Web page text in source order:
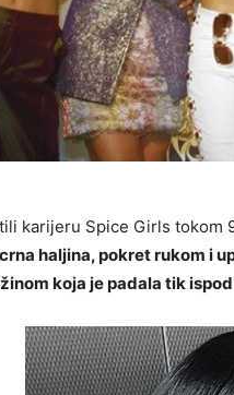
karijeru Spice Girls tokom
haljina, pokret rukom i
koja je padala tik